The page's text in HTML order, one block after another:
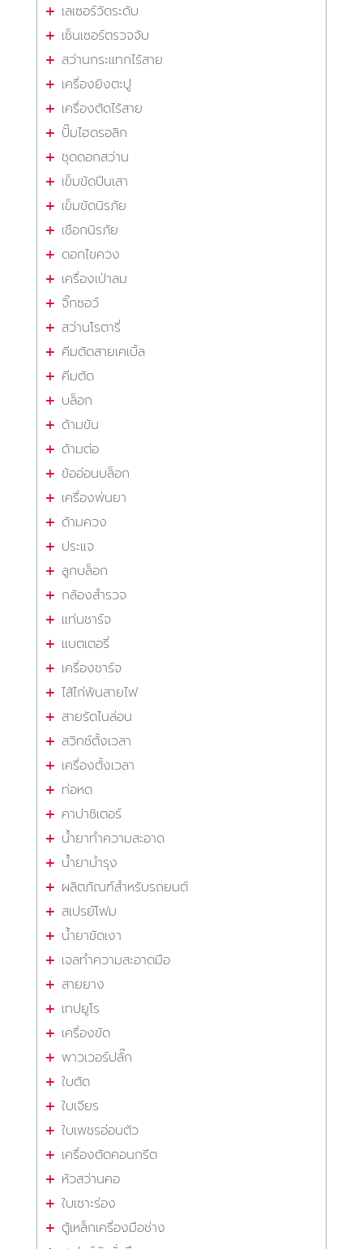
เลเซอร์วัดระดับ
เซ็นเซอร์ตรวจจับ
สว่านกระแทกไร้สาย
เครื่องยิงตะปู
เครื่องตัดไร้สาย
ปั๊มไฮดรอลิก
ชุดดอกสว่าน
เข็มขัดปีนเสา
เข็มขัดนิรภัย
เชือกนิรภัย
ดอกไขควง
เครื่องเป่าลม
จิ๊กซอว์
สว่านโรตารี่
คีมตัดสายเคเบิ้ล
คีมตัด
บล็อก
ด้ามขัน
ด้ามต่อ
ข้ออ่อนบล็อก
เครื่องพ่นยา
ด้ามควง
ประแจ
ลูกบล็อก
กล้องสำรวจ
แท่นชาร์จ
แบตเตอรี่
เครื่องชาร์จ
ไส้ไก่พันสายไฟ
สายรัดไนล่อน
สวิทซ์ตั้งเวลา
เครื่องตั้งเวลา
ท่อหด
คาปาซิเตอร์
น้ำยาทำความสะอาด
น้ำยาบำรุง
ผลิตภัณฑ์สำหรับรถยนต์
สเปรย์โฟม
น้ำยาขัดเงา
เจลทำความสะอาดมือ
สายยาง
เทปยูโร
เครื่องขัด
พาวเวอร์ปลั๊ก
ใบตัด
ใบเจียร
ใบเพชรอ่อนตัว
เครื่องตัดคอนกรีต
หัวสว่านคอ
ใบเซาะร่อง
ตู้เหล็กเครื่องมือช่าง